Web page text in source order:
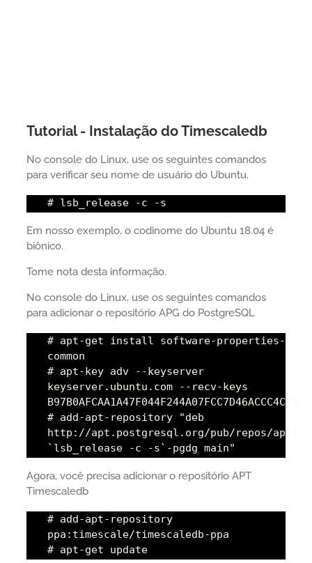
Tutorial - Instalação do Timescaledb
No console do Linux, use os seguintes comandos
para verificar seu nome de usuário do Ubuntu.
# lsb_release -c -s
Em nosso exemplo, o codinome do Ubuntu 18.04 é
biônico.
Tome nota desta informação.
No console do Linux, use os seguintes comandos
para adicionar o repositório APG do PostgreSQL
# apt-get install software-properties-
common
# apt-key adv --keyserver
keyserver.ubuntu.com --recv-keys
B97B0AFCAA1A47F044F244A07FCC7D46ACCC4CF8
# add-apt-repository "deb
http://apt.postgresql.org/pub/repos/apt/
`lsb_release -c -s`-pgdg main"
Agora, você precisa adicionar o repositório APT
Timescaledb
# add-apt-repository
ppa:timescale/timescaledb-ppa
# apt-get update